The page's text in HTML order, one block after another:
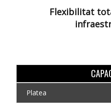
Flexibilitat
Platea